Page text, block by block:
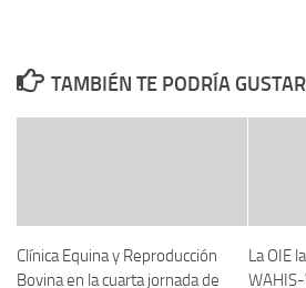
TAMBIÉN TE PODRÍA
Clínica Equina y Reproducción
Bovina en la cuarta jornada de
La OIE